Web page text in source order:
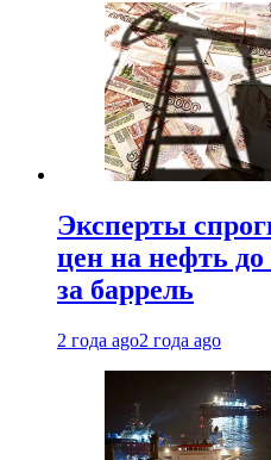
Эксперты
цен на нефть до
за баррель
2 года ago2 года ago